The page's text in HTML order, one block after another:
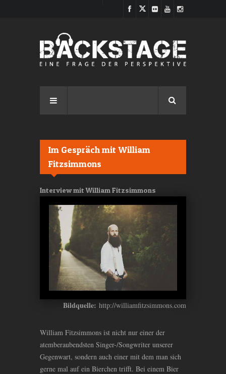
Im Gespräch mit William
Fitzsimmons
Interview mit William Fitzsimmons
Bildquelle: http://williamfitzsimmons.com
William Fitzsimmons ist nicht nur einer der
atemberaubendsten Singer-/Songwriter unserer
Gegenwart, sondern auch einer mit dem man sich
gerne mal auf ein Bierchen trifft. Bei einem Bier